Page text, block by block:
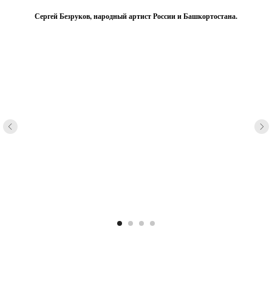
Сергей Безруков, народный артист России и Башкортостана.